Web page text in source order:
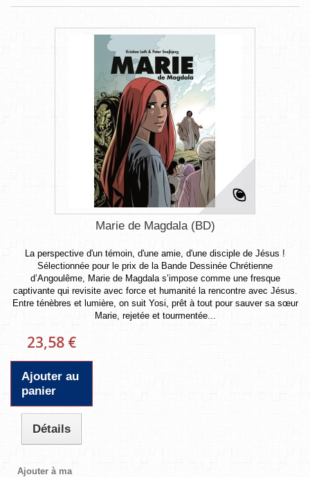
Marie de Magdala (BD)
La perspective d'un témoin, d'une amie, d'une disciple de Jésus !
Sélectionnée pour le prix de la Bande Dessinée Chrétienne
d’Angoulême, Marie de Magdala s’impose comme une fresque
captivante qui revisite avec force et humanité la rencontre avec Jésus.
Entre ténèbres et lumière, on suit Yosi, prêt à tout pour sauver sa sœur
Marie, rejetée et tourmentée...
23,58 €
Ajouter au
panier
Détails
Ajouter à ma